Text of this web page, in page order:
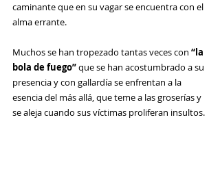
caminante que en su vagar se encuentra con el
alma errante.
Muchos se han tropezado tantas veces con “la
bola de fuego” que se han acostumbrado a su
presencia y con gallardía se enfrentan a la
esencia del más allá, que teme a las groserías y
se aleja cuando sus víctimas proliferan insultos.